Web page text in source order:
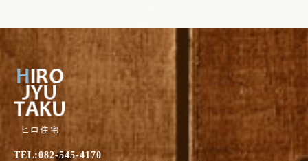
TEL:082-545-4170